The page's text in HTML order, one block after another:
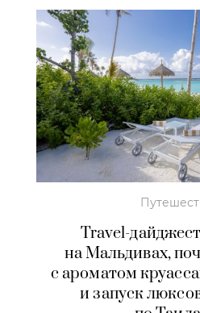
Travel-
на Мальдивах,
с ароматом
и запуск